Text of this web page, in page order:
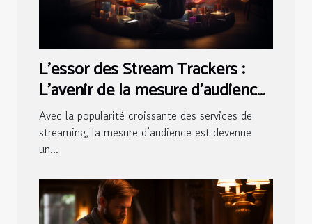
L'essor des Stream Trackers :
L'avenir de la mesure d'audience
en streaming
Avec la popularité croissante des services de
streaming, la mesure d’audience est devenue
un...